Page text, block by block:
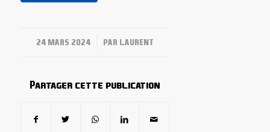
24 MARS 2024
/ PAR LAURENT
Partager cette publication